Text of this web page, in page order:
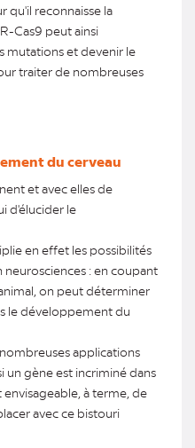
qu'il reconnaisse la
Cas9 peut ainsi
mutations et devenir le
traiter de nombreuses
du cerveau
et avec elles de
d'élucider le
en effet les possibilités
: en coupant
on peut déterminer
le développement du
applications
un gène est incriminé dans
à terme, de
avec ce bistouri